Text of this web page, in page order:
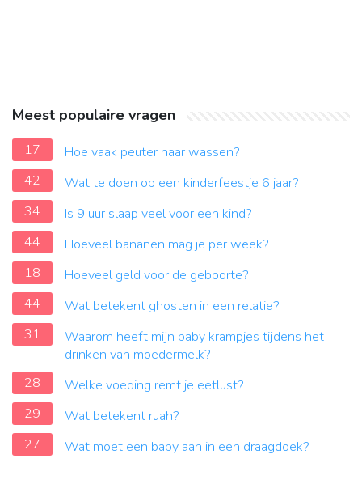
Meest populaire vragen
17
Hoe vaak peuter haar wassen?
42
Wat te doen op een kinderfeestje 6 jaar?
34
Is 9 uur slaap veel voor een kind?
44
Hoeveel bananen mag je per week?
18
Hoeveel geld voor de geboorte?
44
Wat betekent ghosten in een relatie?
31
Waarom heeft mijn baby krampjes tijdens het
drinken van moedermelk?
28
Welke voeding remt je eetlust?
29
Wat betekent ruah?
27
Wat moet een baby aan in een draagdoek?